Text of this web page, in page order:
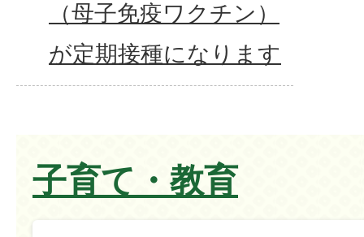
（母子免疫ワクチン）
が定期接種になります
子育て・教育